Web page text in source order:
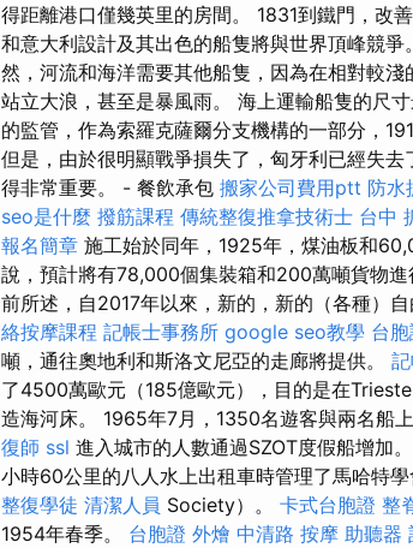
得距離港口僅幾英里的房間。 1831到鐵門，改
和意大利設計及其出色的船隻將與世界頂峰競
然，河流和海洋需要其他船隻，因為在相對較
站立大浪，甚至是暴風雨。 海上運輸船隻的尺
的監管，作為索羅克薩爾分支機構的一部分，
但是，由於很明顯戰爭損失了，匈牙利已經失
得非常重要。 - 餐飲承包 搬家公司費用ptt 防水
seo是什麼 撥筋課程 傳統整復推拿技術士 台中
報名簡章 施工始於同年，1925年，煤油板和
說，預計將有78,000個集裝箱和200萬噸貨物進
前所述，自2017年以來，新的，新的（各種）
絡按摩課程 記帳士事務所 google seo教學 台
噸，通往奧地利和斯洛文尼亞的走廊將提供。
了4500萬歐元（185億歐元），目的是在Trieste
造海河床。 1965年7月，1350名遊客與兩名船
復師 ssl 進入城市的人數通過SZOT度假船增加。
小時60公里的八人水上出租車時管理了馬哈特
整復學徒 清潔人員 Society）。 卡式台胞證 整
1954年春季。 台胞證 外燴 中清路 按摩 助聽器